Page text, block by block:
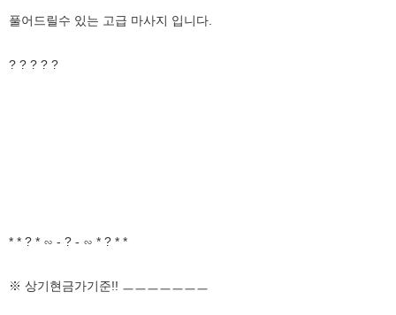
풀어드릴수 있는 고급 마사지 입니다.
? ? ? ? ?
* * ? * ∽ - ? - ∽ * ? * *
※ 상기현금가기준!! ㅡㅡㅡㅡㅡㅡㅡ